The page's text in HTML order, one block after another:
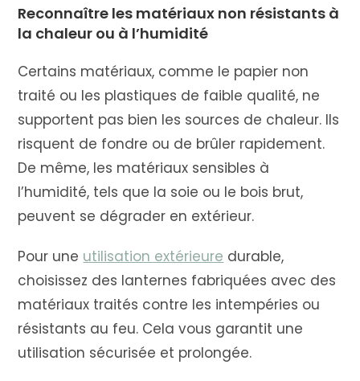
Reconnaître les matériaux non résistants à
la chaleur ou à l’humidité
Certains matériaux, comme le papier non
traité ou les plastiques de faible qualité, ne
supportent pas bien les sources de chaleur. Ils
risquent de fondre ou de brûler rapidement.
De même, les matériaux sensibles à
l’humidité, tels que la soie ou le bois brut,
peuvent se dégrader en extérieur.
Pour une utilisation extérieure durable,
choisissez des lanternes fabriquées avec des
matériaux traités contre les intempéries ou
résistants au feu. Cela vous garantit une
utilisation sécurisée et prolongée.